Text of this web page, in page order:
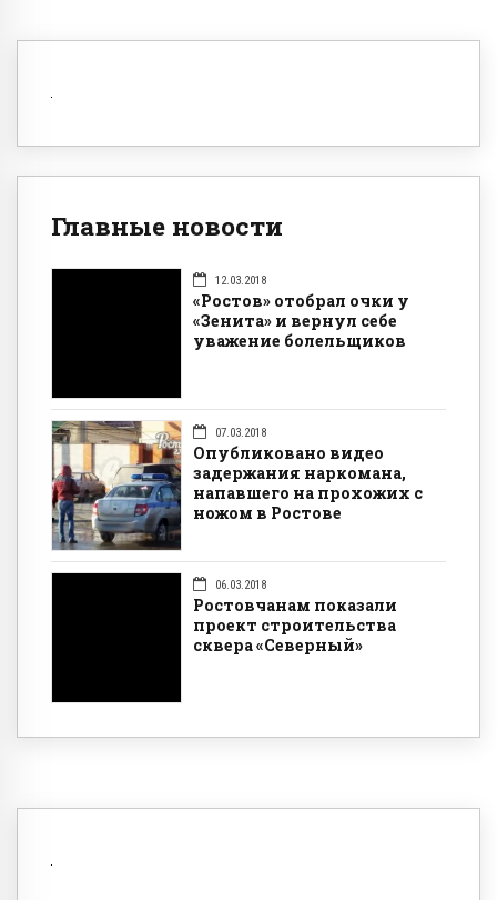
Главные новости
12.03.2018
«Ростов» отобрал очки у
«Зенита» и вернул себе
уважение болельщиков
07.03.2018
Опубликовано видео
задержания наркомана,
напавшего на прохожих с
ножом в Ростове
06.03.2018
Ростовчанам показали
проект строительства
сквера «Северный»